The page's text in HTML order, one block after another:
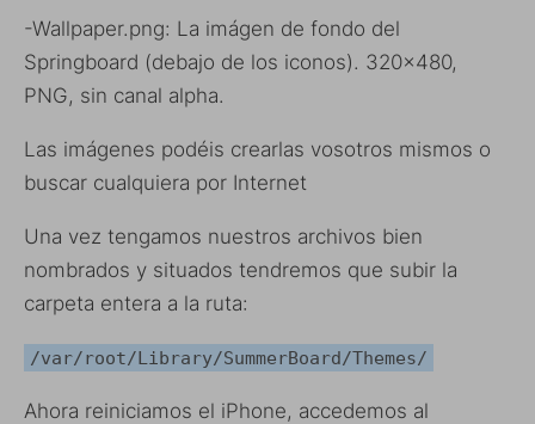
-Wallpaper.png: La imágen de fondo del
Springboard (debajo de los iconos). 320×480,
PNG, sin canal alpha.
Las imágenes podéis crearlas vosotros mismos o
buscar cualquiera por Internet
Una vez tengamos nuestros archivos bien
nombrados y situados tendremos que subir la
carpeta entera a la ruta:
/var/root/Library/SummerBoard/Themes/
Ahora reiniciamos el iPhone, accedemos al